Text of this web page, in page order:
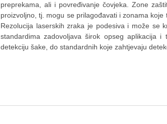
preprekama, ali i povređivanje čovjeka. Zone
proizvoljno, tj. mogu se prilagođavati i zonama
Rezolucija laserskih zraka je podesiva i može se
standardima zadovoljava širok opseg aplikacija
detekciju šake, do standardnih koje zahtjevaju